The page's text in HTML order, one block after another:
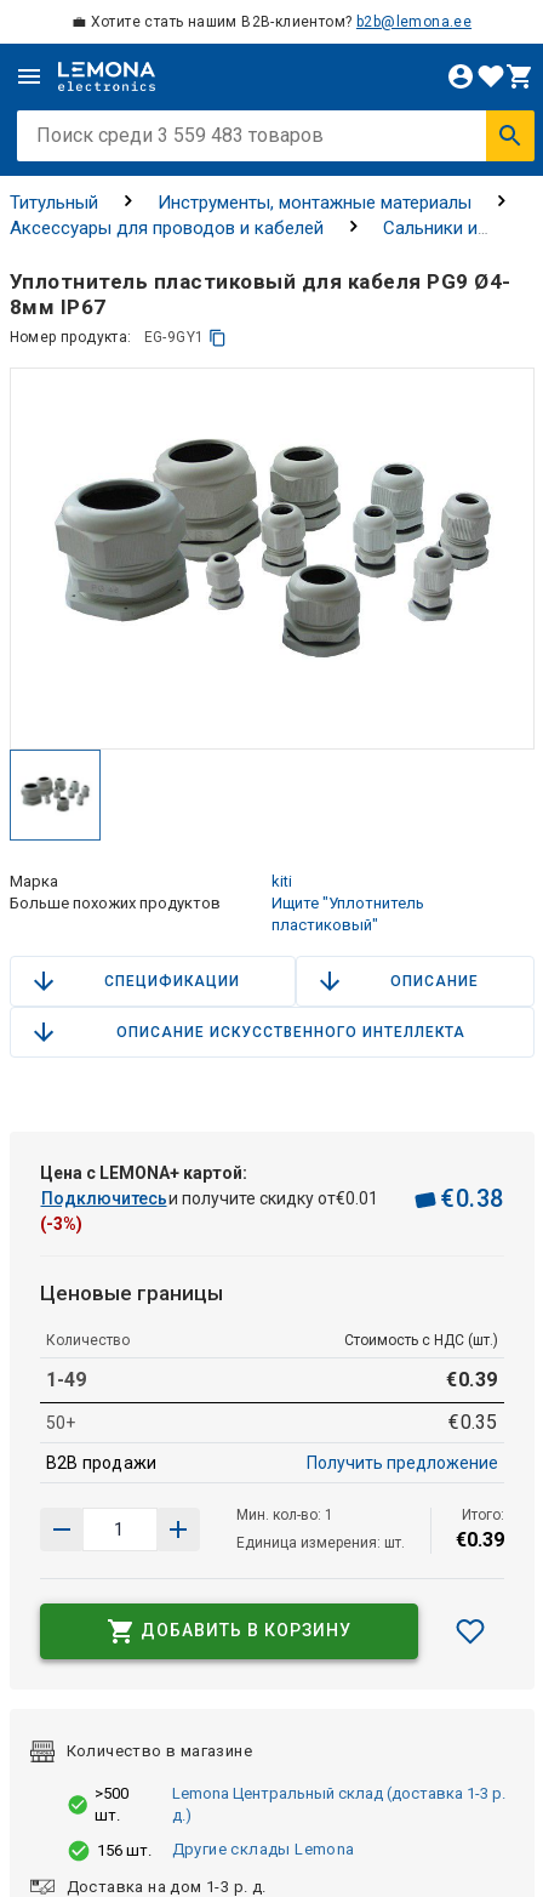
💼 Хотите стать нашим B2B-клиентом? b2b@lemona.ee
Титульный
Инструменты, монтажные материалы
Аксессуары для проводов и кабелей
Сальники и
Уплотнитель пластиковый для кабеля PG9 Ø4-
8мм IP67
Номер продукта: EG-9GY1
Марка
kiti
Больше похожих продуктов
Ищите "Уплотнитель
пластиковый"
СПЕЦИФИКАЦИИ ОПИСАНИЕ
ОПИСАНИЕ ИСКУССТВЕННОГО ИНТЕЛЛЕКТА
Цена с LEMONA+ картой:
Подключитесьи получите скидку от€0 01
(-3%)
€0.38
Ценовые границы
Количество Стоимость с НДС (шт.)
1-49 €0.39
50+ €0.35
B2B продажи Получить предложение
Мин. кол-во: 1
Единица измерения: шт.
Итого:
€0.39
ДОБАВИТЬ В КОРЗИНУ
Количество в магазине
>500
шт.
Lemona Центральный склад (доставка 1-3 р.
д.)
156 шт.
Другие склады Lemona
Доставка на дом 1-3 р. д.